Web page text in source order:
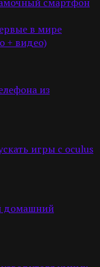
в мире
+ видео)
из
игры с oculus
домашний